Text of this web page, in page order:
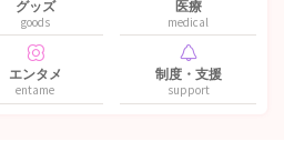
グッズ
goods
医療
medical
エンタメ
entame
制度・支援
support